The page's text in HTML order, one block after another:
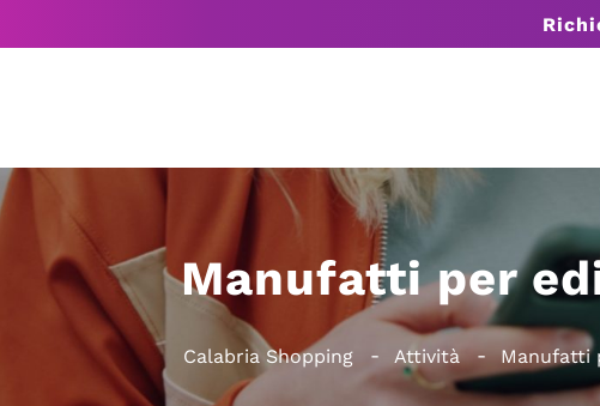
Manufatti per
Calabria Shopping Attività Manufatti